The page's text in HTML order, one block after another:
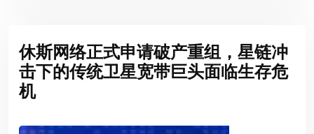
休斯网络正式申请破产重组，星链冲
击下的传统卫星宽带巨头面临生存危
机